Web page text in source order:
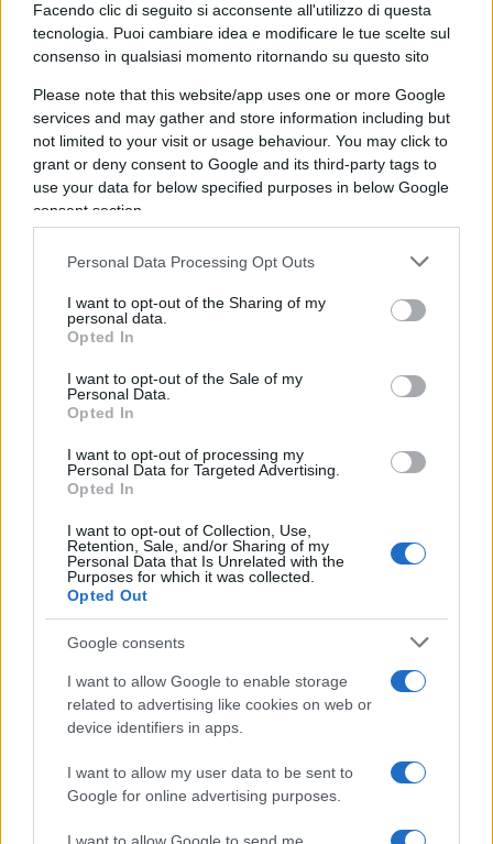
Facendo clic di seguito si acconsente all'utilizzo di questa
tecnologia. Puoi cambiare idea e modificare le tue scelte sul
consenso in qualsiasi momento ritornando su questo sito
Please note that this website/app uses one or more Google
services and may gather and store information including but
not limited to your visit or usage behaviour. You may click to
grant or deny consent to Google and its third-party tags to
use your data for below specified purposes in below Google
consent section.
Personal Data Processing Opt Outs
I want to opt-out of the Sharing of my
personal data.
Opted In
I want to opt-out of the Sale of my
Personal Data.
Opted In
I want to opt-out of processing my
Personal Data for Targeted Advertising.
Opted In
I want to opt-out of Collection, Use,
Retention, Sale, and/or Sharing of my
Personal Data that Is Unrelated with the
Purposes for which it was collected.
Opted Out
Google consents
I want to allow Google to enable storage
related to advertising like cookies on web or
device identifiers in apps.
I want to allow my user data to be sent to
Google for online advertising purposes.
“La Ue e i suoi Stati membri devono adottare
misure d’emergenza per proteggere la salute dei
cittadini e il collasso dell’economia… A questo
scopo, il pluriennale piano finanziario (sigla Mff,
nel testo) è affiancato da uno specifico sforzo di
ripresa (sigla Ngeu, nel testo) col preciso scopo di
affrontare questa crisi senza precedenti”. E oltre:
verso le sue politiche primarie, e cioè: Green New
Deal, rivoluzione digitale e resilienza”. Cosa la
resilienza sia non lo so, nel senso che il vocabolo,
pur nominato più volte nel sacro testo, non è lì
mai definito. In ogni caso, su un totale del Mff
che, per i prossimi 7 anni ammonta a oltre 1.200
miliardi, 54 miliardi stanno sotto la voceresilience
and values. Insomma, qualunque cosa sia, ‘sta
green economy, vanno invece 400 miliardi. Recita
il documento: “Il piano per il Recovery della Eu
richiede massicci investimenti, pubblici e privati,
per riparare i danni causati dalla pandemia,
sostenendo le priorità Verdi e digitali della Ue”.
E ancora: “Ogni Stato membro dovrà preparare e
presentare piani d’investimento per gli anni 2021-